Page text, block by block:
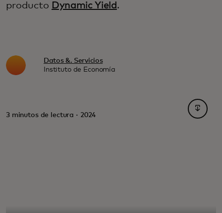
producto Dynamic Yield .
Datos &. Servicios
Instituto de Economía
3 minutos de lectura · 2024
se